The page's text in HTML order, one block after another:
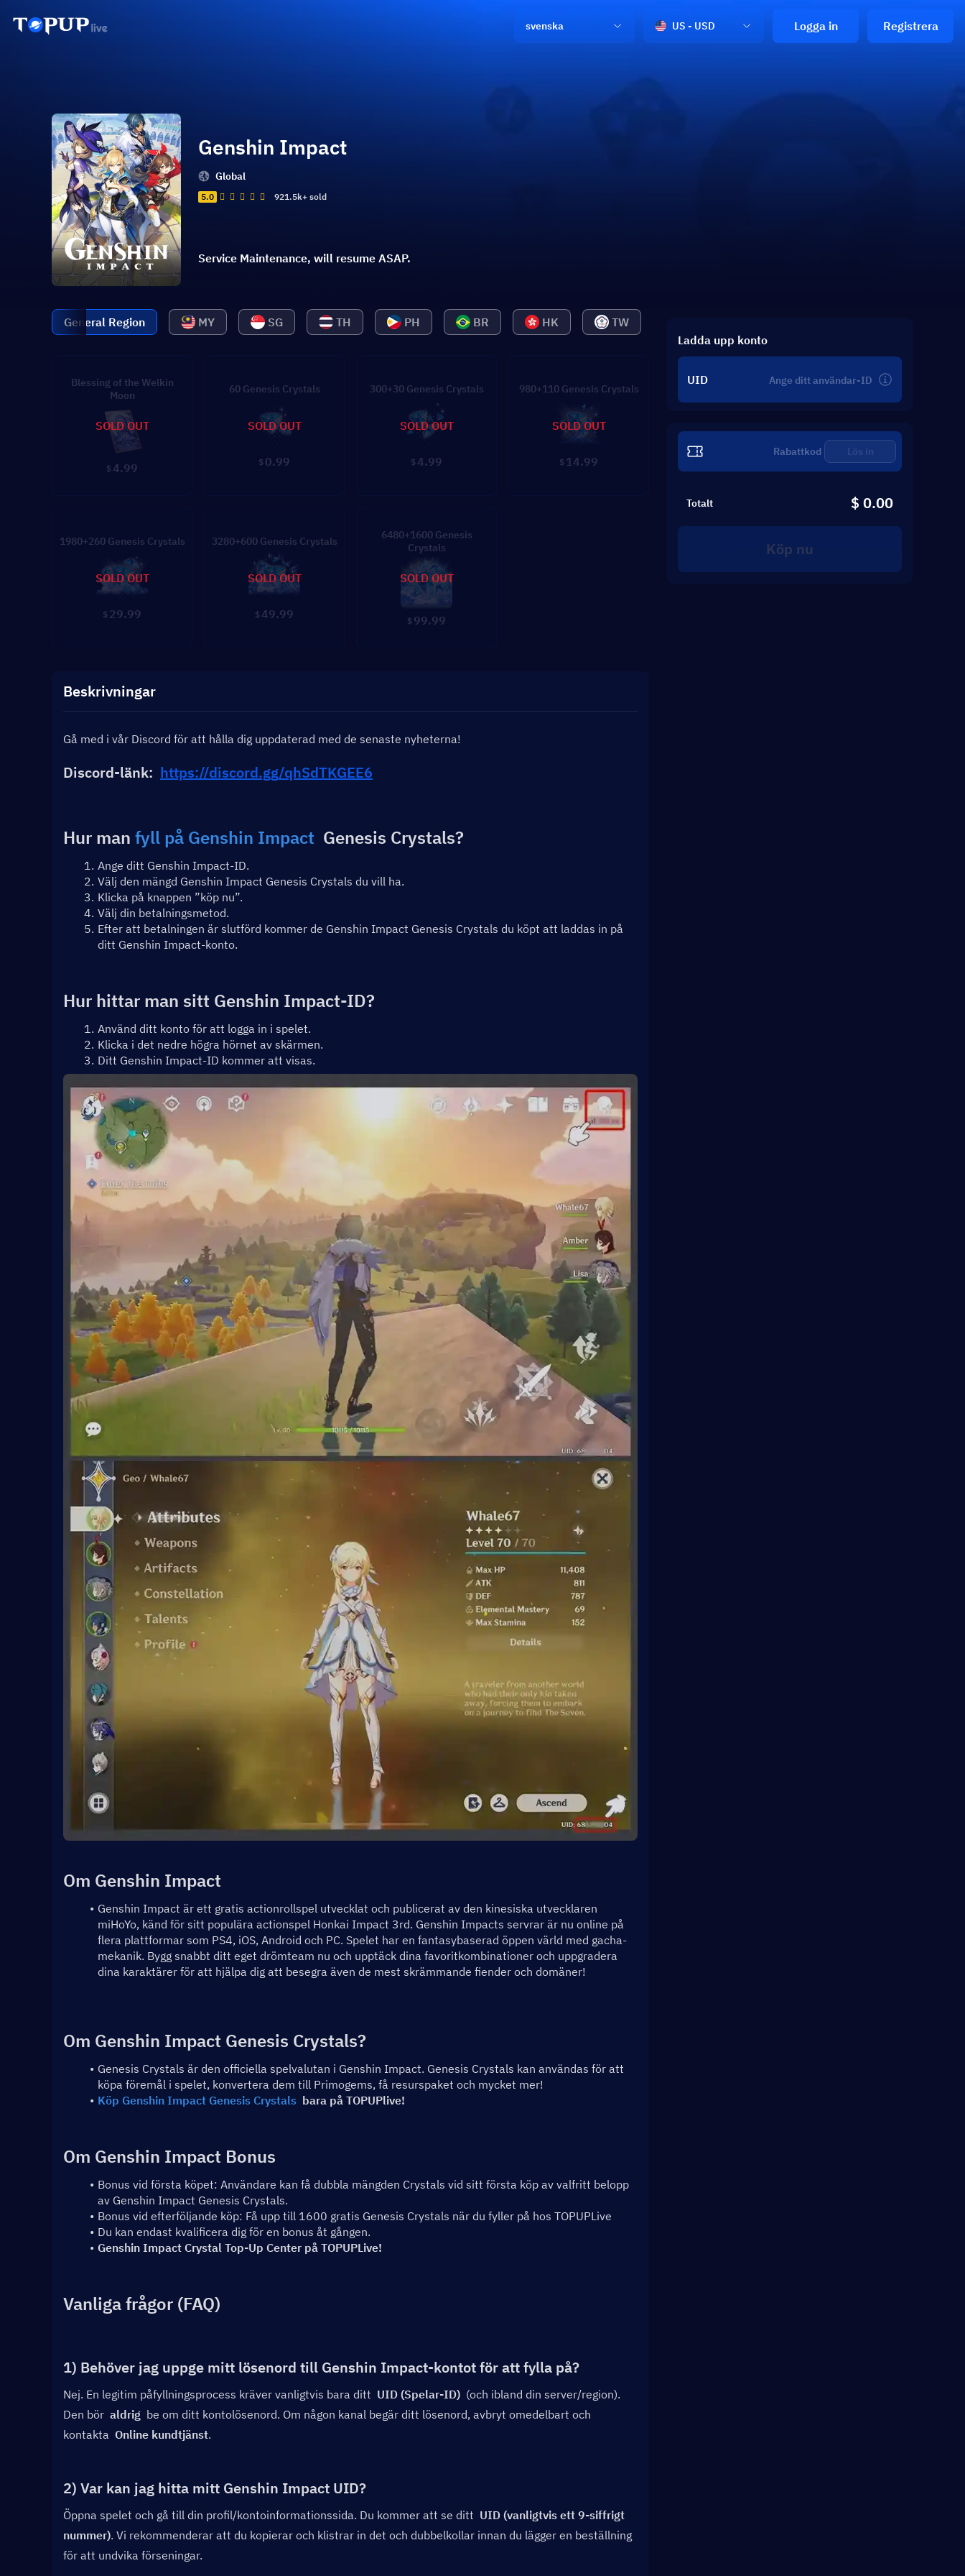
svenska US - USD Logga in Registrera
Genshin Impact
Global
5.0 921.5k+ sold
Service Maintenance, will resume ASAP.
General Region MY SG TH PH BR HK TW
Blessing of the Welkin
Moon
$ 4.99
SOLD OUT
60 Genesis Crystals
$ 0.99
SOLD OUT
300+30 Genesis Crystals
$ 4.99
SOLD OUT
980+110 Genesis Crystals
$ 14.99
SOLD OUT
1980+260 Genesis Crystals
$ 29.99
SOLD OUT
3280+600 Genesis Crystals
$ 49.99
SOLD OUT
6480+1600 Genesis
Crystals
$ 99.99
SOLD OUT
Beskrivningar
Gå med i vår Discord för att hålla dig uppdaterad med de senaste nyheterna!
Discord-länk: https://discord.gg/qhSdTKGEE6
Hur man fyll på Genshin Impact
  Genesis Crystals?
Ange ditt Genshin Impact-ID.
Välj den mängd Genshin Impact Genesis Crystals du vill ha.
Klicka på knappen ”köp nu”.
Välj din betalningsmetod.
Efter att betalningen är slutförd kommer de Genshin Impact Genesis Crystals du köpt att laddas in på
ditt Genshin Impact-konto.
Hur hittar man sitt Genshin Impact-ID?
Använd ditt konto för att logga in i spelet.
Klicka i det nedre högra hörnet av skärmen.
Ditt Genshin Impact-ID kommer att visas.
Om Genshin Impact
Genshin Impact är ett gratis actionrollspel utvecklat och publicerat av den kinesiska utvecklaren
miHoYo, känd för sitt populära actionspel Honkai Impact 3rd. Genshin Impacts servrar är nu online på
flera plattformar som PS4, iOS, Android och PC. Spelet har en fantasybaserad öppen värld med gacha-
mekanik. Bygg snabbt ditt eget drömteam nu och upptäck dina favoritkombinationer och uppgradera
dina karaktärer för att hjälpa dig att besegra även de mest skrämmande fiender och domäner!
Om Genshin Impact Genesis Crystals?
Genesis Crystals är den officiella spelvalutan i Genshin Impact. Genesis Crystals kan användas för att
köpa föremål i spelet, konvertera dem till Primogems, få resurspaket och mycket mer!
Köp Genshin Impact Genesis Crystals
  bara på TOPUPlive!
Om Genshin Impact Bonus
Bonus vid första köpet: Användare kan få dubbla mängden Crystals vid sitt första köp av valfritt belopp
av Genshin Impact Genesis Crystals.
Bonus vid efterföljande köp: Få upp till 1600 gratis Genesis Crystals när du fyller på hos TOPUPLive
Du kan endast kvalificera dig för en bonus åt gången.
Genshin Impact Crystal Top-Up Center på TOPUPLive!
Vanliga frågor (FAQ)
1) Behöver jag uppge mitt lösenord till Genshin Impact-kontot för att fylla på?
Nej. En legitim påfyllningsprocess kräver vanligtvis bara ditt UID (Spelar-ID)
  (och ibland din server/region).
Den bör aldrig
  be om ditt kontolösenord. Om någon kanal begär ditt lösenord, avbryt omedelbart och
kontakta Online kundtjänst.
2) Var kan jag hitta mitt Genshin Impact UID?
Öppna spelet och gå till din profil/kontoinformationssida. Du kommer att se ditt UID (vanligtvis ett 9-siffrigt
nummer). Vi rekommenderar att du kopierar och klistrar in det och dubbelkollar innan du lägger en beställning
för att undvika förseningar.
Ladda upp konto
UID
Lös in
Totalt $ 0.00
Köp nu